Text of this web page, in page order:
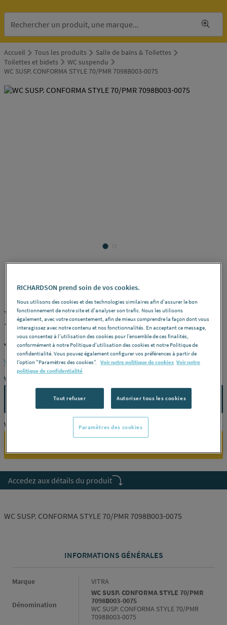
Accueil Tous les produits
Salle de bains & Toilettes
Toilettes et bidets
WC suspendu
WC SUSP. CONFORMA STYLE 70/PMR 7098B003-0075
WC SUSP. CONFORMA STYLE 70/PMR
7098B003-0075
VITRA 7098B003-0075
Voir la description complète
Vous avez un projet ?
CONTACTEZ-NOUS
Vous êtes un professionnel ?
Accedez aux détails du produit
WC SUSP. CONFORMA STYLE 70/PMR 7098B003-0075
INFORMATIONS GÉNÉRALES
Informations générales
Marque VITRA
Dénomination
WC SUSP. CONFORMA STYLE 70/PMR
7098B003-0075
WC SUSP. CONFORMA STYLE 70/PMR
7098B003-0075
RICHARDSON prend soin de vos cookies.
Nous utilisons des cookies et des technologies similaires afin d'assurer le bon
fonctionnement de notre site et d'analyser son trafic. Nous les utilisons
également, avec votre consentement, afin de mieux comprendre la façon dont vous
interagissez avec notre contenu et nos fonctionnalités. En acceptant ce message,
vous consentez à l’utilisation des cookies pour l’ensemble de ces finalités,
conformément à notre Politique d'utilisation des cookies et notre Politique de
confidentialité. Vous pouvez également configurer vos préférences à partir de
l’option "Paramètres des cookies”. Voir notre politique de cookies Voir notre
politique de confidentialité
Tout refuser Autoriser tous les cookies
Paramètres des cookies